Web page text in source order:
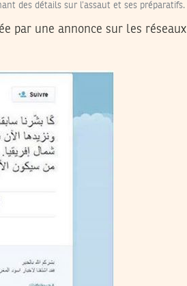
des détails sur l’assaut et ses préparatifs.
par une annonce sur les réseaux